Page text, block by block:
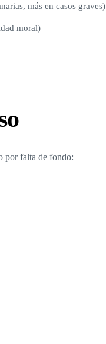
más en casos graves)
moral)
por falta de fondo: